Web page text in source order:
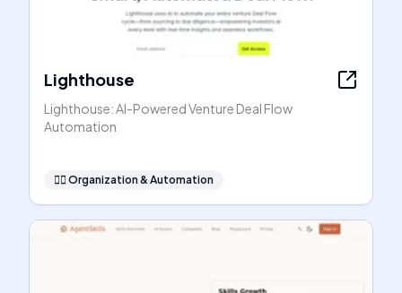
Lighthouse
Lighthouse: AI-Powered Venture Deal Flow
Automation
🧞‍♂️ Organization & Automation